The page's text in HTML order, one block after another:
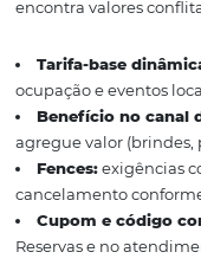
Telefone/
E-mail:
de pagamento e
Redes sociais/
Motor de Reservas
Chat do site:
precisa de ajuda